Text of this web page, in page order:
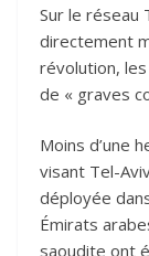
Sur le réseau
directement
révolution,
de « graves
Moins d’une
visant Tel-
déployée
Émirats
saoudite ont